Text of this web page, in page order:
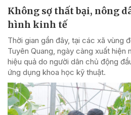
Không sợ thất bại, nông
hình kinh tế
Thời gian gần đây, tại các xã vùng
Tuyên Quang, ngày càng xuất hiện
hiệu quả do người dân chủ động
ứng dụng khoa học kỹ thuật.